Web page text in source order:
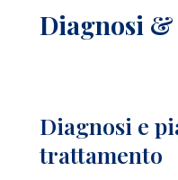
Diagnosi
Diagnosi e
trattamento